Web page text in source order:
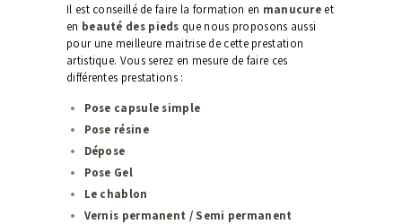
Il est conseillé de faire la formation en manucure et
en beauté des pieds que nous proposons aussi
pour une meilleure maitrise de cette prestation
artistique. Vous serez en mesure de faire ces
différentes prestations :
Pose capsule simple
Pose résine
Dépose
Pose Gel
Le chablon
Vernis permanent / Semi permanent